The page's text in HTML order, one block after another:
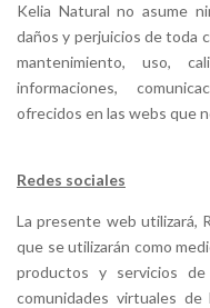
Kelia Natural no asume
daños y perjuicios de toda
mantenimiento, uso,
informaciones,
ofrecidos en las webs que
Redes sociales
La presente web utilizará,
que se utilizarán como
productos y servicios
comunidades virtuales